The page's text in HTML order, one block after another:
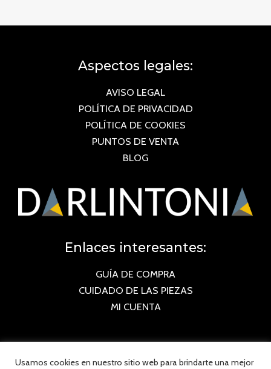
Aspectos legales:
AVISO LEGAL
POLÍTICA DE PRIVACIDAD
POLÍTICA DE COOKIES
PUNTOS DE VENTA
BLOG
Enlaces interesantes:
GUÍA DE COMPRA
CUIDADO DE LAS PIEZAS
MI CUENTA
Usamos cookies en nuestro sitio web para brindarte una mejor